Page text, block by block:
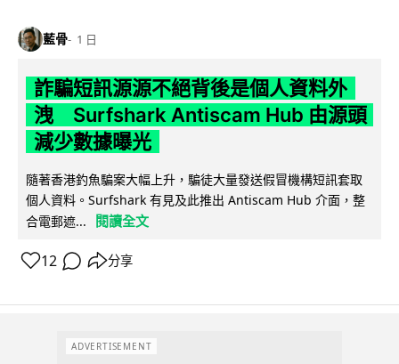
藍骨 1 日
詐騙短訊源源不絕背後是個人資料外
洩 Surfshark Antiscam Hub 由源頭
減少數據曝光
隨著香港釣魚騙案大幅上升，騙徒大量發送假冒機構短訊套取
個人資料。Surfshark 有見及此推出 Antiscam Hub 介面，整
合電郵遮...
閱讀全文
12 分享
ADVERTISEMENT